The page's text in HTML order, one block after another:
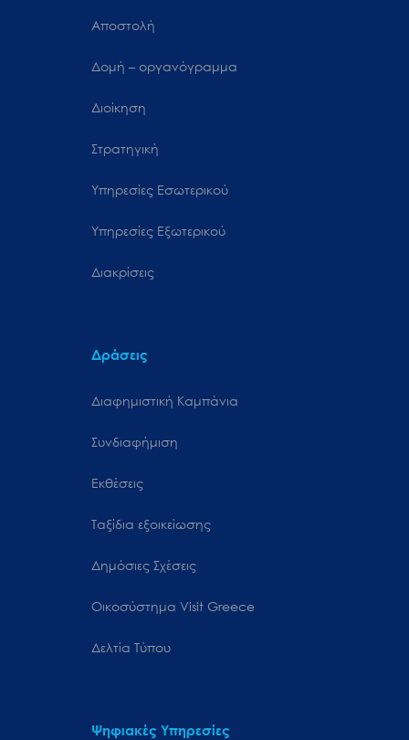
Αποστολή
Δομή – οργανόγραμμα
Διοίκηση
Στρατηγική
Υπηρεσίες Εσωτερικού
Υπηρεσίες Εξωτερικού
Διακρίσεις
Δράσεις
Διαφημιστική Καμπάνια
Συνδιαφήμιση
Εκθέσεις
Ταξίδια εξοικείωσης
Δημόσιες Σχέσεις
Oικοσύστημα Visit Greece
Δελτία Τύπου
Ψηφιακές Υπηρεσίες